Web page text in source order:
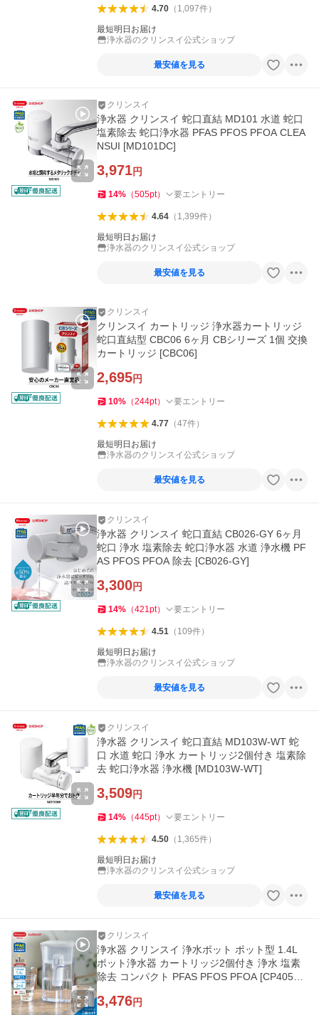
4.70（ 1,097件）
最短明日お届け
浄水器のクリンスイ公式ショップ
最安値を見る
クリンスイ
浄水器 クリンスイ 蛇口直結 MD101 水道 蛇口
塩素除去 蛇口浄水器 PFAS PFOS PFOA CLEA
NSUI [MD101DC]
3,971円
14% （505pt） 要エントリー
4.64（ 1,399件）
最短明日お届け
浄水器のクリンスイ公式ショップ
最安値を見る
クリンスイ
クリンスイ カートリッジ 浄水器カートリッジ
蛇口直結型 CBC06 6ヶ月 CBシリーズ 1個 交換
カートリッジ [CBC06]
2,695円
10% （244pt） 要エントリー
4.77（47件）
最短明日お届け
浄水器のクリンスイ公式ショップ
最安値を見る
クリンスイ
浄水器 クリンスイ 蛇口直結 CB026-GY 6ヶ月
蛇口 浄水 塩素除去 蛇口浄水器 水道 浄水機 PF
AS PFOS PFOA 除去 [CB026-GY]
3,300円
14% （421pt） 要エントリー
4.51（ 109件）
最短明日お届け
浄水器のクリンスイ公式ショップ
最安値を見る
クリンスイ
浄水器 クリンスイ 蛇口直結 MD103W-WT 蛇
口 水道 蛇口 浄水 カートリッジ2個付き 塩素除
去 蛇口浄水器 浄水機 [MD103W-WT]
3,509円
14% （445pt） 要エントリー
4.50（ 1,365件）
最短明日お届け
浄水器のクリンスイ公式ショップ
最安値を見る
クリンスイ
浄水器 クリンスイ 浄水ポット ポット型 1.4L
ポット浄水器 カートリッジ2個付き 浄水 塩素
除去 コンパクト PFAS PFOS PFOA [CP405W-
3,476円